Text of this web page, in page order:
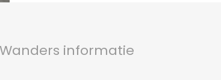
Wanders informatie